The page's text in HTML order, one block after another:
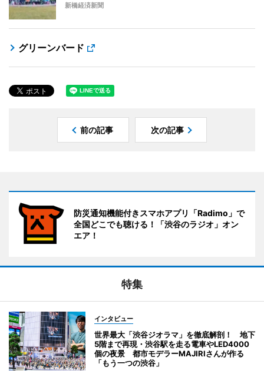
新橋経済新聞
グリーンバード
前の記事 次の記事
防災通知機能付きスマホアプリ「Radimo」で
全国どこでも聴ける！「渋谷のラジオ」オン
エア！
特集
インタビュー
世界最大「渋谷ジオラマ」を徹底解剖！ 地下
5階まで再現・渋谷駅を走る電車やLED4000
個の夜景 都市モデラーMAJIRIさんが作る
「もう一つの渋谷」